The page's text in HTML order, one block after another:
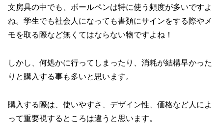
文房具の中でも、ボールペンは特に使う頻度が多いですよ
ね。学生でも社会人になっても書類にサインをする際やメ
モを取る際など無くてはならない物ですよね！
しかし、何処かに行ってしまったり、消耗が結構早かった
りと購入する事も多いと思います。
購入する際は、使いやすさ、デザイン性、価格など人によ
って重要視するところは違うと思います。